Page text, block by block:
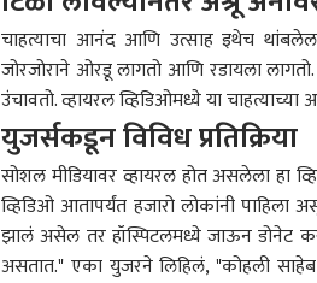
चाहत्याचा आनंद आणि उत्साह इथेच थांबलेला
जोरजोराने ओरडू लागतो आणि रडायला
उंचावतो. व्हायरल व्हिडिओमध्ये या
युजर्सकडून विविध प्रतिक्रिया
सोशल मीडियावर व्हायरल होत असलेला
व्हिडिओ आतापर्यंत हजारो लोकांनी पाहिला
झालं असेल तर हॉस्पिटलमध्ये जाऊन डोनेट
असतात." एका युजरने लिहिलं, "कोहली
आमच्यासोबत जाहिरात करा
प्रायव्हसी पॉलिसी
संपर्क साधा
करिअर
फीडबॅक
आमच्याबद्दल
क्लासेस
कोणत्या
ही कुठची
कसा
महाराष्ट्र